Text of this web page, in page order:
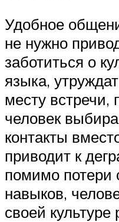
Удобное
не нужно
заботиться о
языка,
месту встречи,
человек
контакты
приводит к
помимо потери
навыков,
своей культуре